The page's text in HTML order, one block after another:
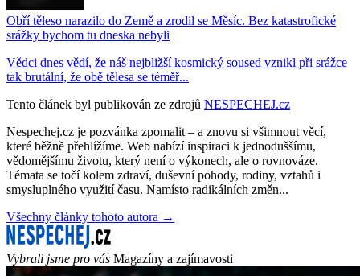
Obří těleso narazilo do Země a zrodil se Měsíc. Bez katastrofické
srážky bychom tu dneska nebyli
Vědci dnes vědí, že náš nejbližší kosmický soused vznikl při srážce
tak brutální, že obě tělesa se téměř...
Tento článek byl publikován ze zdrojů NESPECHEJ.cz
Nespechej.cz je pozvánka zpomalit – a znovu si všimnout věcí,
které běžně přehlížíme. Web nabízí inspiraci k jednoduššímu,
vědomějšímu životu, který není o výkonech, ale o rovnováze.
Témata se točí kolem zdraví, duševní pohody, rodiny, vztahů i
smysluplného využití času. Namísto radikálních změn...
Všechny články tohoto autora →
Vybrali jsme pro vás Magazíny a zajímavosti